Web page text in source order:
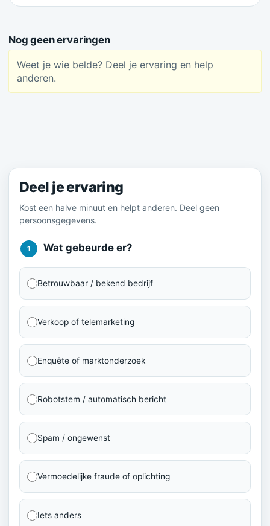
Nog geen ervaringen
Weet je wie belde? Deel je ervaring en help
anderen.
Deel je ervaring
Kost een halve minuut en helpt anderen. Deel geen
persoonsgegevens.
1 Wat gebeurde er?
Betrouwbaar / bekend bedrijf
Verkoop of telemarketing
Enquête of marktonderzoek
Robotstem / automatisch bericht
Spam / ongewenst
Vermoedelijke fraude of oplichting
Iets anders